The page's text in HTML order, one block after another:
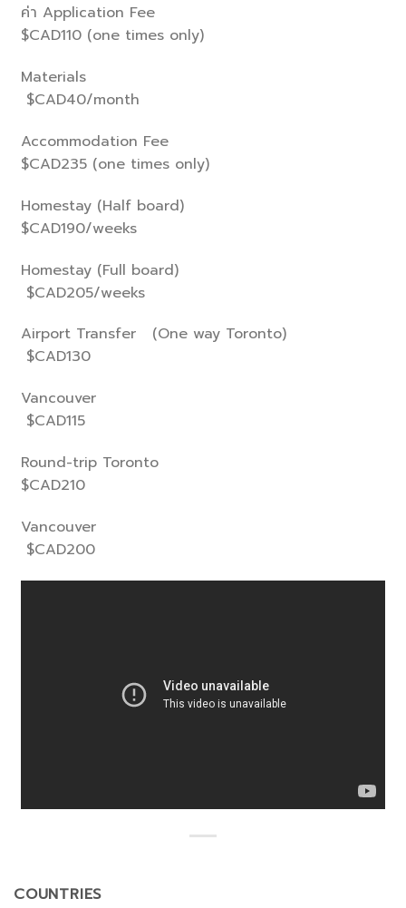
ค่า Application Fee
$CAD110 (one times only)
Materials
$CAD40/month
Accommodation Fee
$CAD235 (one times only)
Homestay (Half board)
$CAD190/weeks
Homestay (Full board)
$CAD205/weeks
Airport Transfer (One way Toronto)
$CAD130
Vancouver
$CAD115
Round-trip Toronto
$CAD210
Vancouver
$CAD200
COUNTRIES